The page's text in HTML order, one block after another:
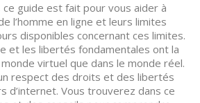
guide est fait pour vous aider à
l’homme en ligne et leurs limites
disponibles concernant ces limites.
et les libertés fondamentales ont la
virtuel que dans le monde réel.
respect des droits et des libertés
d’internet. Vous trouverez dans ce